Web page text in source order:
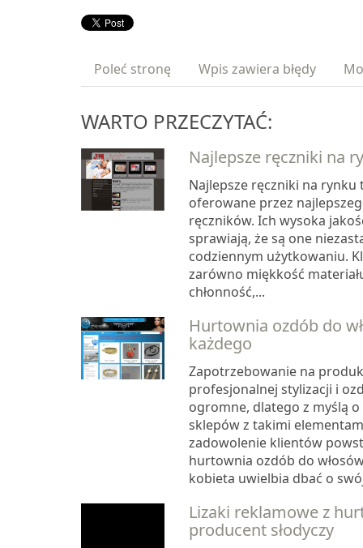
Poleć stronę Wpis zawiera błędy
WARTO PRZECZYTAĆ:
Najlepsze ręczniki na
Najlepsze ręczniki na
oferowane przez
ręczników. Ich wysoka
sprawiają, że są one
codziennym użytkowaniu.
zarówno miękkość
chłonność,...
Hurtownia ozdób do
każdego
Zapotrzebowanie na
profesjonalnej stylizacji i
ogromne, dlatego z myślą
sklepów z takimi
zadowolenie klientów
hurtownia ozdób do
kobieta uwielbia dbać o
Lizaki reklamowe z
producent słodyczy